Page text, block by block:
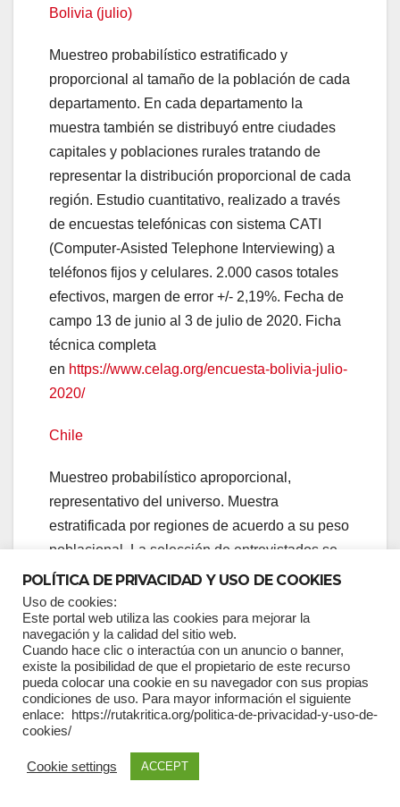
Bolivia (julio)
Muestreo probabilístico estratificado y
proporcional al tamaño de la población de cada
departamento. En cada departamento la
muestra también se distribuyó entre ciudades
capitales y poblaciones rurales tratando de
representar la distribución proporcional de cada
región. Estudio cuantitativo, realizado a través
de encuestas telefónicas con sistema CATI
(Computer-Asisted Telephone Interviewing) a
teléfonos fijos y celulares. 2.000 casos totales
efectivos, margen de error +/- 2,19%. Fecha de
campo 13 de junio al 3 de julio de 2020. Ficha
técnica completa
en https://www.celag.org/encuesta-bolivia-julio-
2020/
Chile
Muestreo probabilístico aproporcional,
representativo del universo. Muestra
estratificada por regiones de acuerdo a su peso
poblacional. La selección de entrevistados se
realizó controlando cuotas por sexo, edad, nivel
socioeconómico. Estudio cuantitativo, realizado
a través de encuestas telefónicas con sistema
CATI (Computer-Asisted Telephone
Interviewing) a teléfonos fijos y celulares. 2.000
casos totales efectivos, margen de error +/-
2,19%. Fecha de campo 06 al 24 de mayo de
en https://www.celag.org/encuesta-panorama-
POLÍTICA DE PRIVACIDAD Y USO DE COOKIES
Uso de cookies:
Este portal web utiliza las cookies para mejorar la
navegación y la calidad del sitio web.
Cuando hace clic o interactúa con un anuncio o banner,
existe la posibilidad de que el propietario de este recurso
pueda colocar una cookie en su navegador con sus propias
condiciones de uso. Para mayor información el siguiente
enlace: https://rutakritica.org/politica-de-privacidad-y-uso-de-
cookies/
Cookie settings ACCEPT